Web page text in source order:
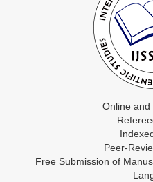
Online and
Peer-
Free Submission of